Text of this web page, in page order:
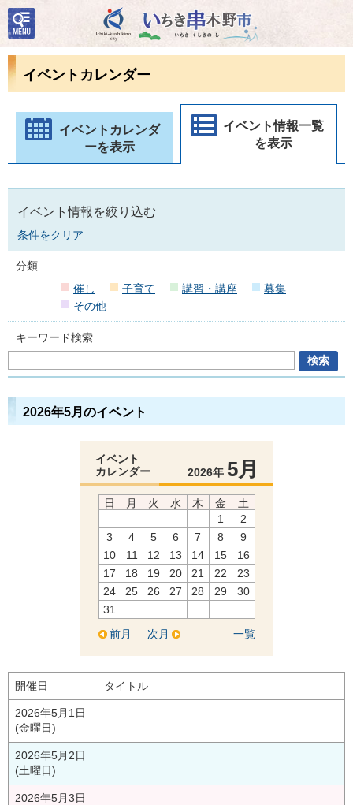
いちき串木野市
検
索・
共通
ューイベントカレンダー
イベントカレンダ
ーを表示
イベント情報一覧
を表示
イベント情報を絞り込む
条件をクリア
分類
催し
子育て 講習・講座
募集
その他
キーワード検索
2026年5月のイベント
イベント
カレンダー
2026年 5月
日 月 火 水 木 金
土
1
2
3
4 5 6 7 8
9
10
11 12 13 14 15
16
17
18 19 20 21 22
23
24
25 26 27 28 29
30
31
前月
一覧
次月
開催日 タイトル
2026年5月1日
(金曜日)
2026年5月2日
(土曜日)
2026年5月3日